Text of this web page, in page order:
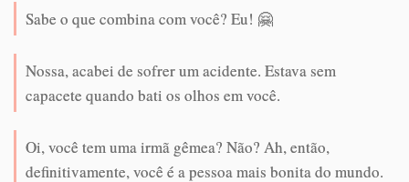
Sabe o que combina com você? Eu! 🤗
Nossa, acabei de sofrer um acidente. Estava sem
capacete quando bati os olhos em você.
Oi, você tem uma irmã gêmea? Não? Ah, então,
definitivamente, você é a pessoa mais bonita do mundo.